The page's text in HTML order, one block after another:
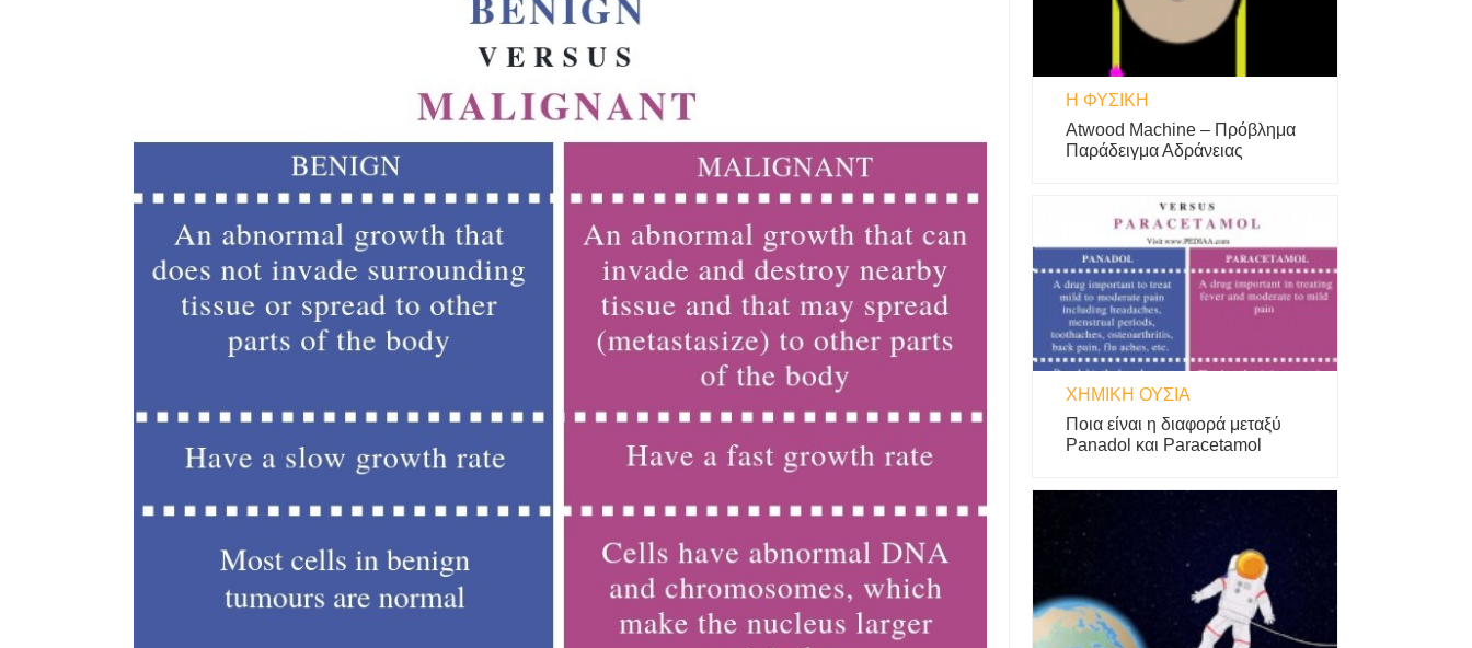
Η ΦΥΣΙΚΗ
Atwood Machine – Πρόβλημα
Παράδειγμα Αδράνειας
ΧΗΜΙΚΉ ΟΥΣΊΑ
Ποια είναι η διαφορά μεταξύ
Panadol και Paracetamol